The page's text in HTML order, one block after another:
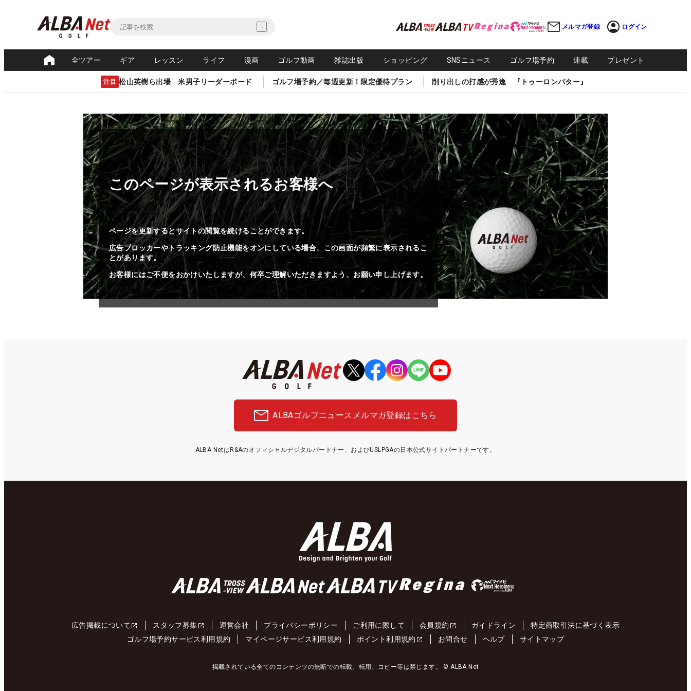
メルマガ登録 ログイン
全ツアー ギア レッスン ライフ 漫画 ゴルフ動画 雑誌出版 ショッピング SNSニュース ゴルフ場予約 連載 プレゼント
注目 松山英樹ら出場 米男子リーダーボード ゴルフ場予約／毎週更新！限定優待プラン 削り出しの打感が秀逸 『トゥーロンパター』
このページが表示されるお客様へ
ページを更新するとサイトの閲覧を続けることができます。
広告ブロッカーやトラッキング防止機能をオンにしている場合、この画面が頻繁に表示されるこ
とがあります。
お客様にはご不便をおかけいたしますが、何卒ご理解いただきますよう、お願い申し上げます。
ALBAゴルフニュース メルマガ登録はこちら
ALBA NetはR&Aのオフィシャルデジタルパートナー、およびUSLPGAの日本公式サイトパートナーです。
広告掲載について スタッフ募集 運営会社 プライバシーポリシー ご利用に際して 会員規約 ガイドライン
特定商取引法に基づく表示
ゴルフ場予約サービス利用規約
マイページサービス利用規約 ポイント利用規約 お問合せ ヘルプ サイトマップ
掲載されている全てのコンテンツの無断での転載、転用、コピー等は禁じます。 © ALBA Net